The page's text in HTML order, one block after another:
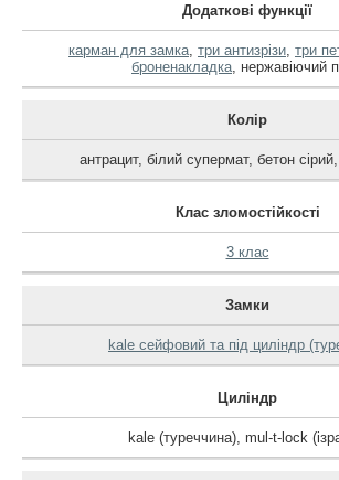
Додаткові функції
карман для замка три антизрізи три
броненакладка нержавіючий
Колір
антрацит, білий супермат, бетон сірий
Клас зломостійкості
3 клас
Замки
kale сейфовий та під циліндр
Циліндр
kale (туреччина), mul-t-lock